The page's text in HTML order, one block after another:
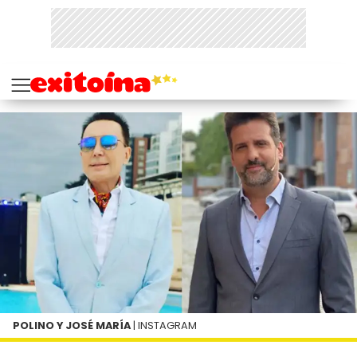
POLINO Y JOSÉ MARÍA | INSTAGRAM